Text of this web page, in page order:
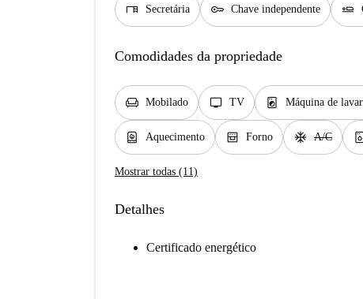
desk Secretária key Chave independente airline_seat_flat
Comodidades da propriedade
chair Mobilado tv TV local_laundry_service Máquina de
water_heater Aquecimento oven_gen Forno ac_unit A/C
Mostrar todas (11)
Detalhes
Certificado energético